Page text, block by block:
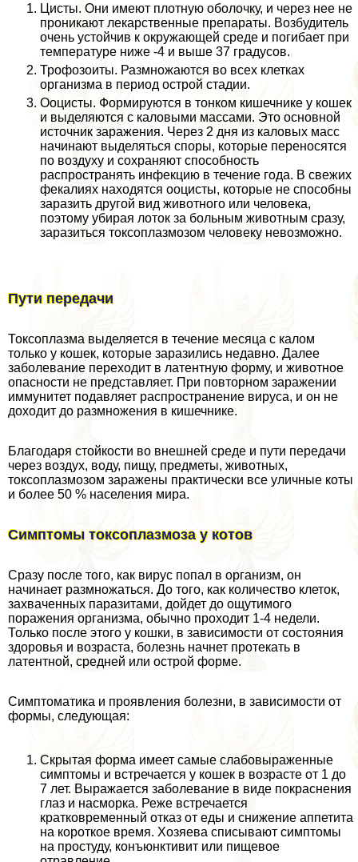
Цисты. Они имеют плотную оболочку, и через нее не
проникают лекарственные препараты. Возбудитель
очень устойчив к окружающей среде и погибает при
температуре ниже -4 и выше 37 градусов.
Трофозоиты. Размножаются во всех клетках
организма в период острой стадии.
Ооцисты. Формируются в тонком кишечнике у кошек
и выделяются с каловыми массами. Это основной
источник заражения. Через 2 дня из каловых масс
начинают выделяться споры, которые переносятся
по воздуху и сохраняют способность
распространять инфекцию в течение года. В свежих
фекалиях находятся ооцисты, которые не способны
заразить другой вид животного или человека,
поэтому убирая лоток за больным животным сразу,
заразиться токсоплазмозом человеку невозможно.
Пути передачи
Токсоплазма выделяется в течение месяца с калом
только у кошек, которые заразились недавно. Далее
заболевание переходит в латентную форму, и животное
опасности не представляет. При повторном заражении
иммунитет подавляет распространение вируса, и он не
доходит до размножения в кишечнике.
Благодаря стойкости во внешней среде и пути передачи
через воздух, воду, пищу, предметы, животных,
токсоплазмозом заражены пpaктически все уличные коты
и более 50 % населения мира.
Симптомы токсоплазмоза у котов
Сразу после того, как вирус попал в организм, он
начинает размножаться. До того, как количество клеток,
захваченных паразитами, дойдет до ощутимого
поражения организма, обычно проходит 1-4 недели.
Только после этого у кошки, в зависимости от состояния
здоровья и возраста, болезнь начнет протекать в
латентной, средней или острой форме.
Симптоматика и проявления болезни, в зависимости от
формы, следующая:
Скрытая форма имеет самые слабовыраженные
симптомы и встречается у кошек в возрасте от 1 до
7 лет. Выражается заболевание в виде покраснения
глаз и насморка. Реже встречается
кратковременный отказ от еды и снижение аппетита
на короткое время. Хозяева списывают симптомы
на простуду, конъюнктивит или пищевое